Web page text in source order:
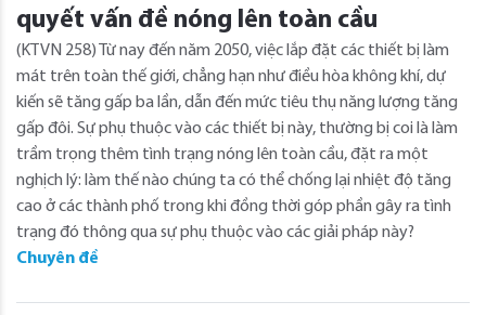
quyết vấn đề nóng lên toàn cầu
(KTVN 258) Từ nay đến năm 2050, việc lắp đặt các thiết bị làm
mát trên toàn thế giới, chẳng hạn như điều hòa không khí, dự
kiến sẽ tăng gấp ba lần, dẫn đến mức tiêu thụ năng lượng tăng
gấp đôi. Sự phụ thuộc vào các thiết bị này, thường bị coi là làm
trầm trọng thêm tình trạng nóng lên toàn cầu, đặt ra một
nghịch lý: làm thế nào chúng ta có thể chống lại nhiệt độ tăng
cao ở các thành phố trong khi đồng thời góp phần gây ra tình
trạng đó thông qua sự phụ thuộc vào các giải pháp này?
Chuyên đề